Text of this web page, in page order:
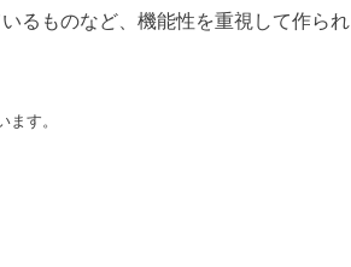
るものなど、機能性を重視して作られ
す。